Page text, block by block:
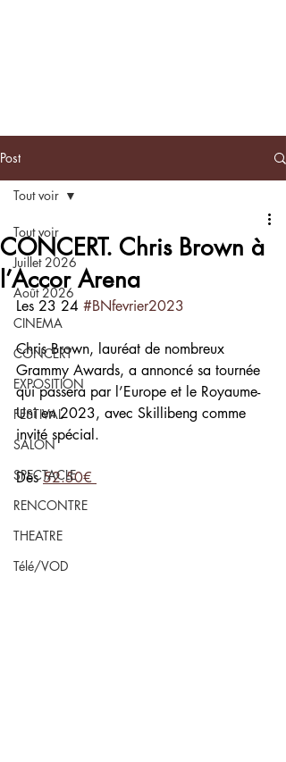
Post
Tout voir
Juillet 2026
Août 2026
CINEMA
CONCERT
EXPOSITION
FESTIVAL
SALON
SPECTACLE
RENCONTRE
THEATRE
Télé/VOD
Tout voir
CONCERT. Chris Brown à
l’Accor Arena
Les 23 24 #BNfevrier2023
Chris Brown, lauréat de nombreux
Grammy Awards, a annoncé sa tournée
qui passera par l’Europe et le Royaume-
Uni en 2023, avec Skillibeng comme
invité spécial.
Dès 52.50€